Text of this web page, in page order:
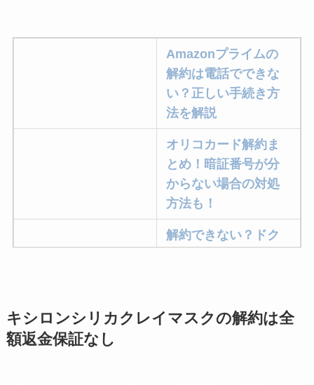
Amazonプライムの
解約は電話でできな
い？正しい手続き方
法を解説
オリコカード解約ま
とめ！暗証番号が分
からない場合の対処
方法も！
解約できない？ドク
解約方法まとめ！契
キシロンシリカクレイマスクの解約は全
額返金保証なし